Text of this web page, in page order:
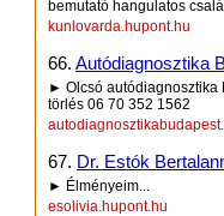
bemutató hangulatos
kunlovarda.hupont.hu
66. Autódiagnosztika
► Olcsó autódiagnosztika
törlés 06 70 352 1562
67. Dr. Estók
► Élményeim...
esolivia.hupont.hu